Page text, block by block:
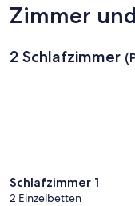
Zimmer
2 Schlafzimmer
Schlafzimmer 1
2 Einzelbetten